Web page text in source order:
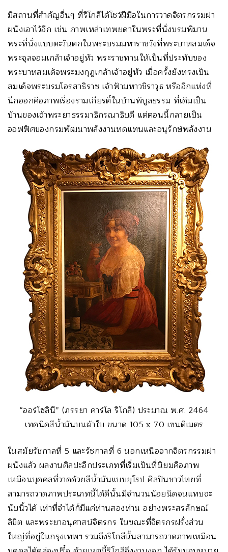
มีสถานที่สำคัญอื่นๆ ที่ริโกลีได้โชว์ฝีมือในการวาดจิตรกรรมฝา
ผนังเอาไว้อีก เช่น ภาพเหล่าเทพยดาในพระที่นั่งบรมพิมาน
พระที่นั่งแบบตะวันตกในพระบรมมหาราชวังที่พระบาทสมเด็จ
พระจุลจอมเกล้าเจ้าอยู่หัว พระราชทานให้เป็นที่ประทับของ
พระบาทสมเด็จพระมงกุฎเกล้าเจ้าอยู่หัว เมื่อครั้งยังทรงเป็น
สมเด็จพระบรมโอรสาธิราช เจ้าฟ้ามหาวชิราวุธ หรืออีกแห่งที่
นึกออกคือภาพเรื่องรามเกียรติ์ในบ้านพิบูลธรรม ที่เดิมเป็น
บ้านของเจ้าพระยาธรรมาธิกรณาธิบดี แต่ตอนนี้กลายเป็น
ออฟฟิศของกรมพัฒนาพลังงานทดแทนและอนุรักษ์พลังงาน
“ออร์โซลินี” (ภรรยา คาร์โล ริโกลี) ประมาณ พ.ศ. 2464
เทคนิคสีน้ำมันบนผ้าใบ ขนาด 105 x 70 เซนติเมตร
ในสมัยรัชกาลที่ 5 และรัชกาลที่ 6 นอกเหนือจากจิตรกรรมฝา
ผนังแล้ว ผลงานศิลปะอีกประเภทที่เริ่มเป็นที่นิยมคือภาพ
เหมือนบุคคลที่วาดด้วยสีน้ำมันแบบยุโรป ศิลปินชาวไทยที่
สามารถวาดภาพประเภทนี้ได้ดีนั้นมีจำนวนน้อยนิดจนแทบจะ
นับนิ้วได้ เท่าที่จำได้ก็มีแค่ท่านสองท่าน อย่างพระสรลักษณ์
ลิขิต และพระยาอนุศาสน์จิตรกร ในขณะที่จิตรกรฝรั่งส่วน
ใหญ่ที่อยู่ในกรุงเทพฯ รวมถึงริโกลีนั้นสามารถวาดภาพเหมือน